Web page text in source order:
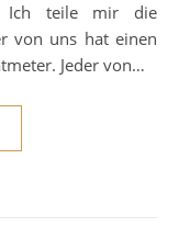
Ich teile mir die
von uns hat einen
Jeder von…